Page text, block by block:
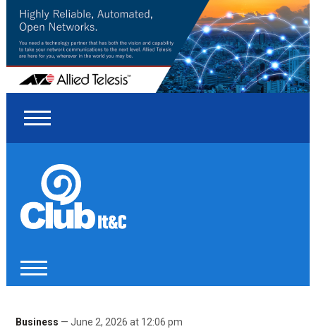
Business — June 2, 2026 at 12:06 pm